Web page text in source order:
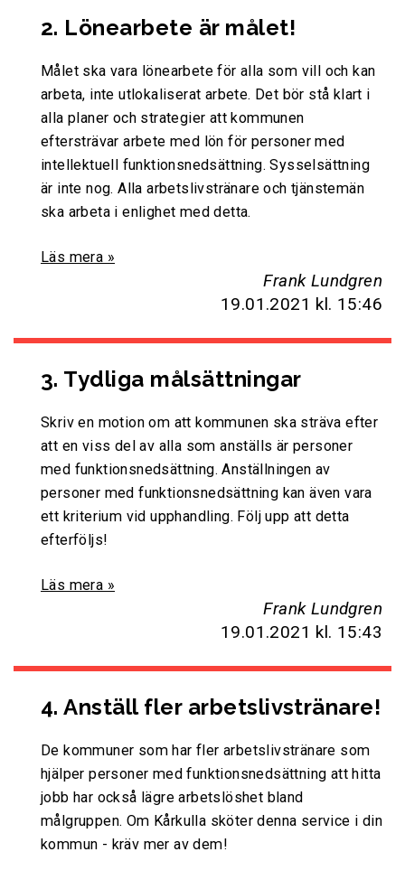
2. Lönearbete är målet!
Målet ska vara lönearbete för alla som vill och kan
arbeta, inte utlokaliserat arbete. Det bör stå klart i
alla planer och strategier att kommunen
eftersträvar arbete med lön för personer med
intellektuell funktionsnedsättning. Sysselsättning
är inte nog. Alla arbetslivstränare och tjänstemän
ska arbeta i enlighet med detta.
Läs mera »
Frank Lundgren
19.01.2021 kl. 15:46
3. Tydliga målsättningar
Skriv en motion om att kommunen ska sträva efter
att en viss del av alla som anställs är personer
med funktionsnedsättning. Anställningen av
personer med funktionsnedsättning kan även vara
ett kriterium vid upphandling. Följ upp att detta
efterföljs!
Läs mera »
Frank Lundgren
19.01.2021 kl. 15:43
4. Anställ fler arbetslivstränare!
De kommuner som har fler arbetslivstränare som
hjälper personer med funktionsnedsättning att hitta
jobb har också lägre arbetslöshet bland
målgruppen. Om Kårkulla sköter denna service i din
kommun - kräv mer av dem!